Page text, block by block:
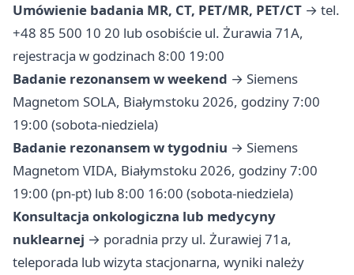
Umówienie badania MR, CT, PET/MR, PET/CT → tel.
+48 85 500 10 20 lub osobiście ul. Żurawia 71A,
rejestracja w godzinach 8:00 19:00
Badanie rezonansem w weekend → Siemens
Magnetom SOLA, Białymstoku 2026, godziny 7:00
19:00 (sobota-niedziela)
Badanie rezonansem w tygodniu → Siemens
Magnetom VIDA, Białymstoku 2026, godziny 7:00
19:00 (pn-pt) lub 8:00 16:00 (sobota-niedziela)
Konsultacja onkologiczna lub medycyny
nuklearnej → poradnia przy ul. Żurawiej 71a,
teleporada lub wizyta stacjonarna, wyniki należy